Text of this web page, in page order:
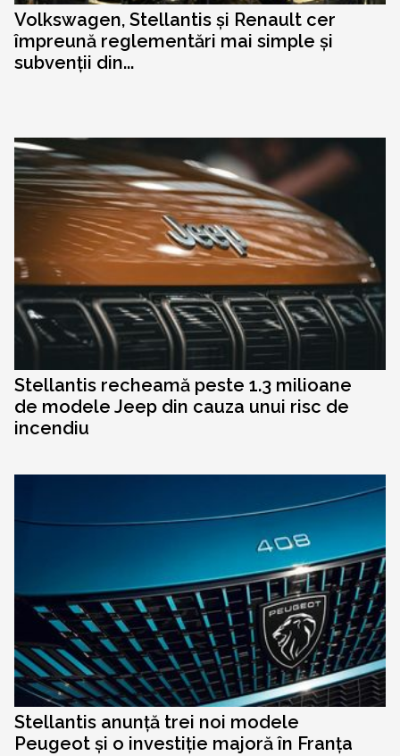
Volkswagen, Stellantis și Renault cer
împreună reglementări mai simple și
subvenții din...
Stellantis recheamă peste 1.3 milioane
de modele Jeep din cauza unui risc de
incendiu
Stellantis anunță trei noi modele
Peugeot și o investiție majoră în Franța